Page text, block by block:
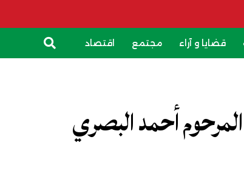
قضايا و آراء مجتمع اقتصاد
أحمد البصري